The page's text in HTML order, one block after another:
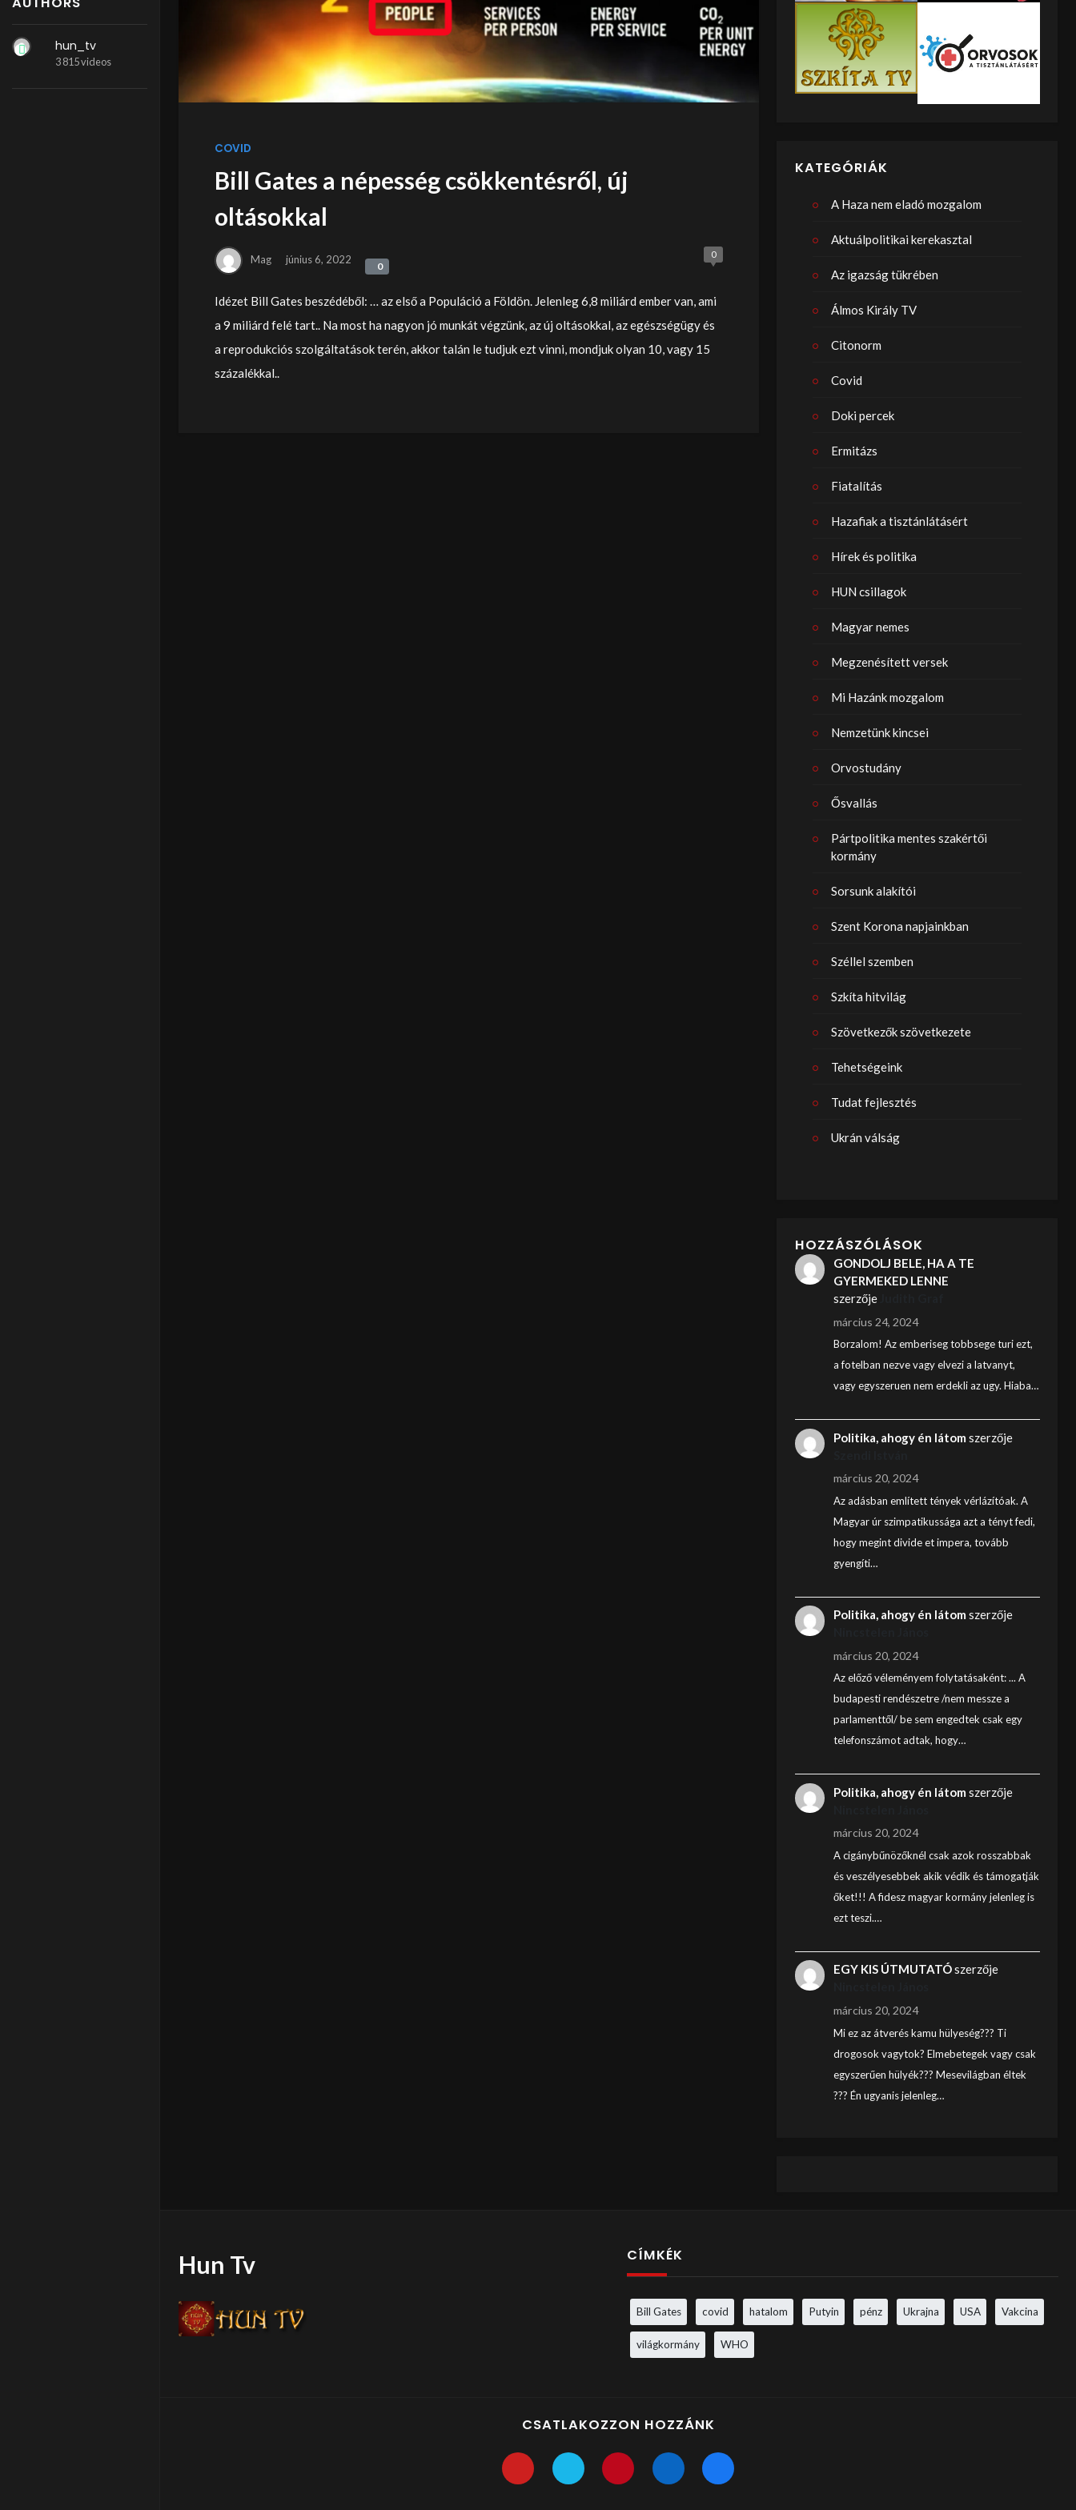
hun_tv
3 815 videos
COVID
Bill Gates a népesség csökkentésről, új
oltásokkal
Mag június 6, 2022
0
0
Idézet Bill Gates beszédéből: … az első a Populáció a Földön. Jelenleg 6,8 miliárd ember van, ami
a 9 miliárd felé tart.. Na most ha nagyon jó munkát végzünk, az új oltásokkal, az egészségügy és
a reprodukciós szolgáltatások terén, akkor talán le tudjuk ezt vinni, mondjuk olyan 10, vagy 15
százalékkal..
KATEGÓRIÁK
A Haza nem eladó mozgalom
Aktuálpolitikai kerekasztal
Az igazság tükrében
Álmos Király TV
Citonorm
Covid
Doki percek
Ermitázs
Fiatalítás
Hazafiak a tisztánlátásért
Hírek és politika
HUN csillagok
Magyar nemes
Megzenésített versek
Mi Hazánk mozgalom
Nemzetünk kincsei
Orvostudány
Ősvallás
Pártpolitika mentes szakértői
kormány
Sorsunk alakítói
Szent Korona napjainkban
Széllel szemben
Szkíta hitvilág
Szövetkezők szövetkezete
Tehetségeink
Tudat fejlesztés
Ukrán válság
HOZZÁSZÓLÁSOK
GONDOLJ BELE, HA A TE
GYERMEKED LENNE
szerzője
március 24, 2024
Borzalom! Az emberiseg tobbsege turi ezt,
a fotelban nezve vagy elvezi a latvanyt,
vagy egyszeruen nem erdekli az ugy. Hiaba…
Politika, ahogy én látom szerzője
március 20, 2024
Az adásban említett tények vérlázítóak. A
Magyar úr szimpatikussága azt a tényt fedi,
hogy megint divide et impera, tovább
gyengíti…
Politika, ahogy én látom szerzője
március 20, 2024
Az előző véleményem folytatásaként: ... A
budapesti rendészetre /nem messze a
parlamenttől/ be sem engedtek csak egy
telefonszámot adtak, hogy…
Politika, ahogy én látom szerzője
március 20, 2024
A cigánybűnözőknél csak azok rosszabbak
és veszélyesebbek akik védik és támogatják
őket!!! A fidesz magyar kormány jelenleg is
ezt teszi.…
EGY KIS ÚTMUTATÓszerzője
március 20, 2024
Mi ez az átverés kamu hülyeség??? Ti
drogosok vagytok? Elmebetegek vagy csak
egyszerűen hülyék??? Mesevilágban éltek
??? Én ugyanis jelenleg…
Hun Tv CÍMKÉK
Bill Gates covid hatalom Putyin pénz Ukrajna USA Vakcina
világkormány WHO
CSATLAKOZZON HOZZÁNK